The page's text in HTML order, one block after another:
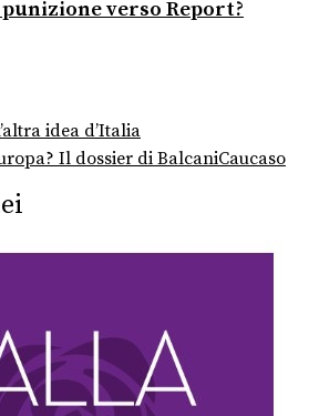
verso Report?
idea d’Italia
Il dossier di BalcaniCaucaso